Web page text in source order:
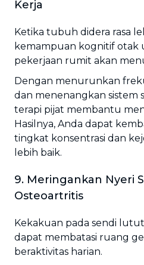
Kerja
Ketika tubuh didera rasa
kemampuan kognitif otak
pekerjaan rumit akan
Dengan menurunkan
dan menenangkan sistem
terapi pijat membantu
Hasilnya, Anda dapat
tingkat konsentrasi dan
lebih baik.
9. Meringankan Nyeri
Osteoartritis
Kekakuan pada sendi
dapat membatasi ruang
beraktivitas harian.